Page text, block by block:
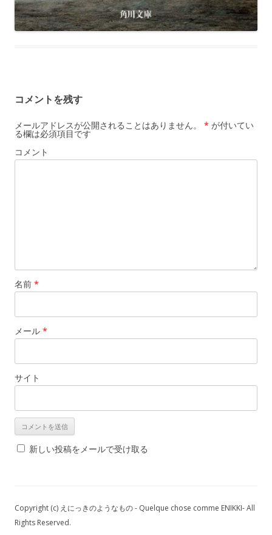
コメントを残す
メールアドレスが公開されることはありません。 * が付いてい
る欄は必須項目です
コメント
名前 *
メール *
サイト
新しい投稿をメールで受け取る
Copyright (c) えにっきのようなもの - Quelque chose comme ENIKKI- All
Rights Reserved.